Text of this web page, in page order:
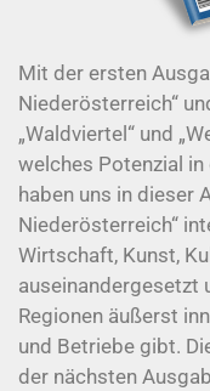
Mit der ersten
Niederösterreich“
„Waldviertel“ und
welches Potenzial
haben uns in dieser
Niederösterreich“
Wirtschaft, Kunst,
auseinandergesetzt
Regionen äußerst
und Betriebe gibt.
der nächsten